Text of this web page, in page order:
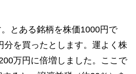
とある銘柄を株価1000円で
分を買ったとします。運よく株
万円に倍増しました。ここで